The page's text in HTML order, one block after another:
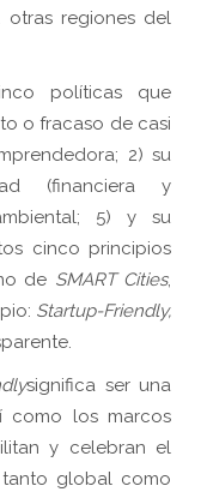
otras regiones del
políticas que
o fracaso de casi
2) su
(financiera y
5) y su
cinco principios
de SMART Cities,
Startup-Friendly,
.
significa ser una
como los marcos
y celebran el
tanto global como